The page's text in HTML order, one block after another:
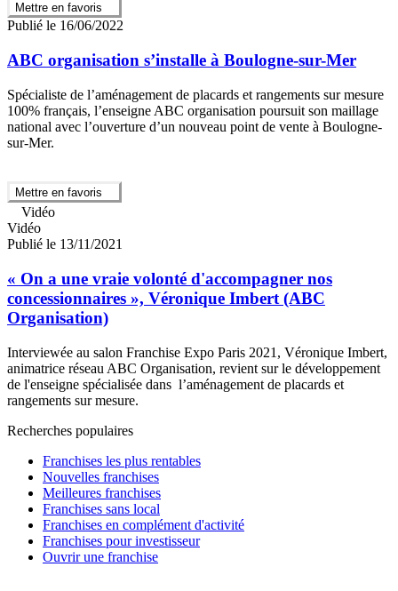
Mettre en favoris
Publié le 16/06/2022
ABC organisation s’installe à Boulogne-sur-Mer
Spécialiste de l’aménagement de placards et rangements sur mesure
100% français, l’enseigne ABC organisation poursuit son maillage
national avec l’ouverture d’un nouveau point de vente à Boulogne-
sur-Mer.
Mettre en favoris
Vidéo
Vidéo
Publié le 13/11/2021
« On a une vraie volonté d'accompagner nos
concessionnaires », Véronique Imbert (ABC
Organisation)
Interviewée au salon Franchise Expo Paris 2021, Véronique Imbert,
animatrice réseau ABC Organisation, revient sur le développement
de l'enseigne spécialisée dans l’aménagement de placards et
rangements sur mesure.
Recherches populaires
Franchises les plus rentables
Nouvelles franchises
Meilleures franchises
Franchises sans local
Franchises en complément d'activité
Franchises pour investisseur
Ouvrir une franchise